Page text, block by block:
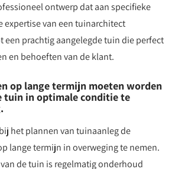
ontwerp dat aan specifieke
expertise van een tuinarchitect
prachtig aangelegde tuin die perfect
en behoeften van de klant.
op lange termijn moeten worden
tuin in optimale conditie te
het plannen van tuinaanleg de
lange termijn in overweging te nemen.
de tuin is regelmatig onderhoud